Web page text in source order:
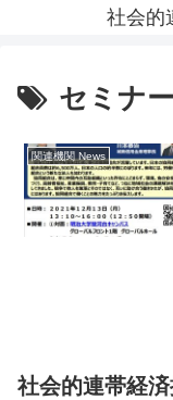
社会的
セミナー
関連機関 News
社会的連帯経